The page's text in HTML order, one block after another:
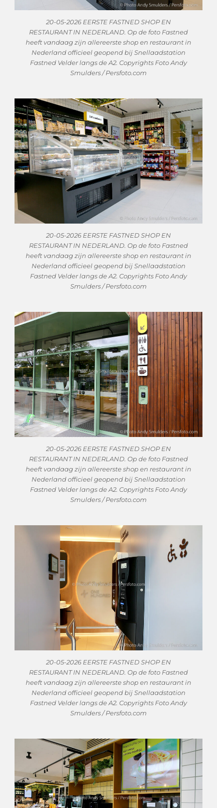
20-05-2026 EERSTE FASTNED SHOP EN
RESTAURANT IN NEDERLAND. Op de foto Fastned
heeft vandaag zijn allereerste shop en restaurant in
Nederland officieel geopend bij Snellaadstation
Fastned Velder langs de A2. Copyrights Foto Andy
Smulders / Persfoto.com
20-05-2026 EERSTE FASTNED SHOP EN
RESTAURANT IN NEDERLAND. Op de foto Fastned
heeft vandaag zijn allereerste shop en restaurant in
Nederland officieel geopend bij Snellaadstation
Fastned Velder langs de A2. Copyrights Foto Andy
Smulders / Persfoto.com
20-05-2026 EERSTE FASTNED SHOP EN
RESTAURANT IN NEDERLAND. Op de foto Fastned
heeft vandaag zijn allereerste shop en restaurant in
Nederland officieel geopend bij Snellaadstation
Fastned Velder langs de A2. Copyrights Foto Andy
Smulders / Persfoto.com
20-05-2026 EERSTE FASTNED SHOP EN
RESTAURANT IN NEDERLAND. Op de foto Fastned
heeft vandaag zijn allereerste shop en restaurant in
Nederland officieel geopend bij Snellaadstation
Fastned Velder langs de A2. Copyrights Foto Andy
Smulders / Persfoto.com